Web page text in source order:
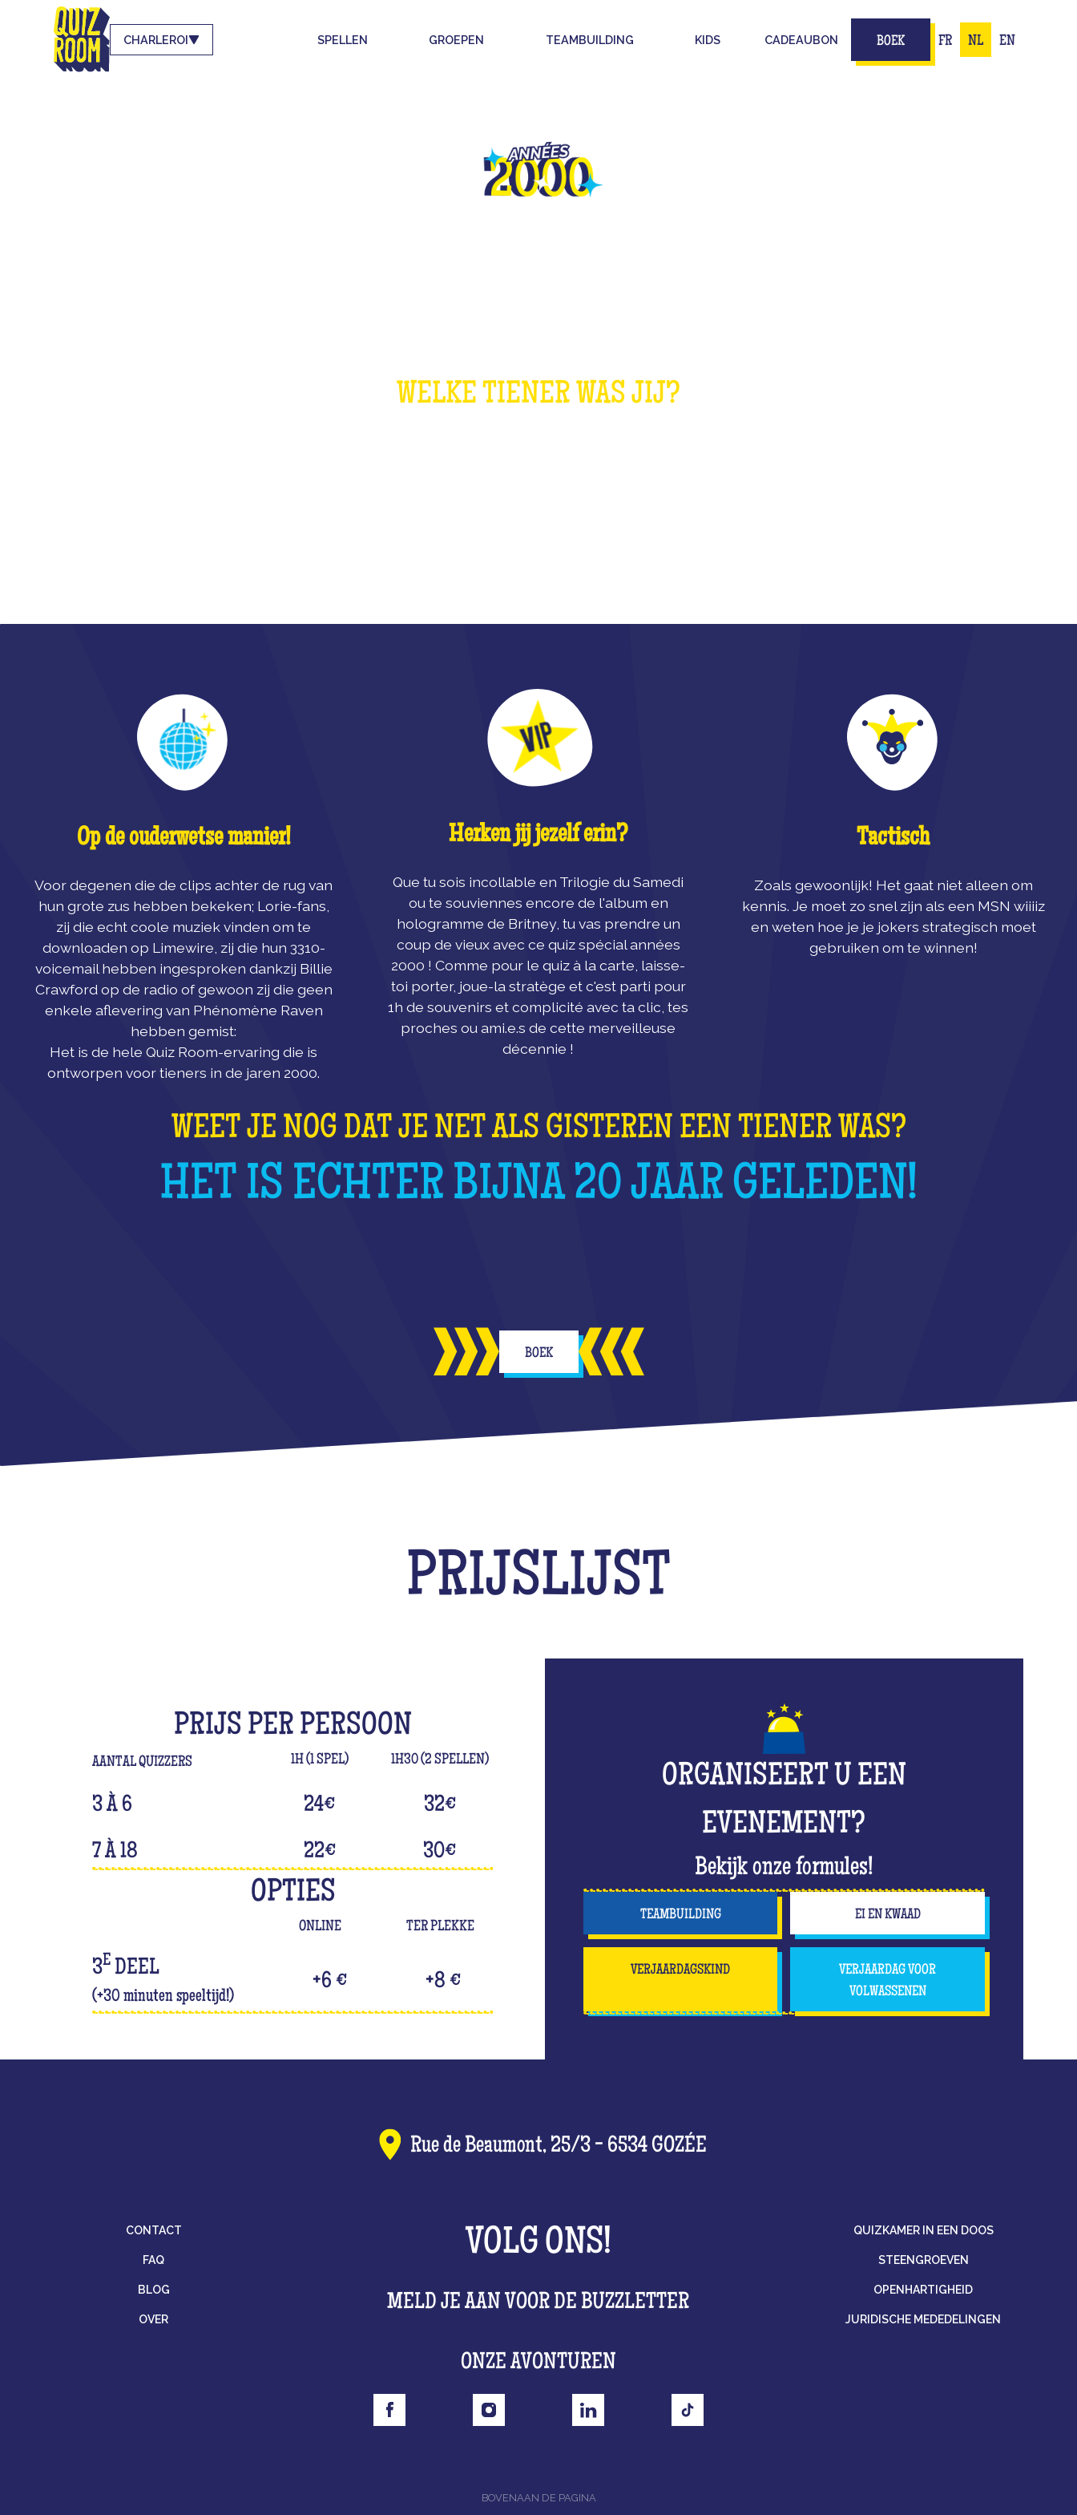
CHARLEROI SPELLEN GROEPEN TEAMBUILDING KIDS CADEAUBON BOEK FR NL EN
WELKE TIENER WAS JIJ?
Op de ouderwetse manier!
Voor degenen die de clips achter de rug van
hun grote zus hebben bekeken; Lorie-fans,
zij die echt coole muziek vinden om te
downloaden op Limewire, zij die hun 3310-
voicemail hebben ingesproken dankzij Billie
Crawford op de radio of gewoon zij die geen
enkele aflevering van Phénomène Raven
hebben gemist:
Het is de hele Quiz Room-ervaring die is
ontworpen voor tieners in de jaren 2000.
Herken jij jezelf erin?
Que tu sois incollable en Trilogie du Samedi
ou te souviennes encore de l'album en
hologramme de Britney, tu vas prendre un
coup de vieux avec ce quiz spécial années
2000 ! Comme pour le quiz à la carte, laisse-
toi porter, joue-la stratège et c'est parti pour
1h de souvenirs et complicité avec ta clic, tes
proches ou ami.e.s de cette merveilleuse
décennie !
Tactisch
Zoals gewoonlijk! Het gaat niet alleen om
kennis. Je moet zo snel zijn als een MSN wiiiiz
en weten hoe je je jokers strategisch moet
gebruiken om te winnen!
WEET JE NOG DAT JE NET ALS GISTEREN EEN TIENER WAS?
HET IS ECHTER BIJNA 20 JAAR GELEDEN!
BOEK
PRIJSLIJST
PRIJS PER PERSOON
AANTAL QUIZZERS 1H (1 SPEL) 1H30 (2 SPELLEN)
3 À 6 24€ 32€
7 À 18
22€ 30€
OPTIES
ONLINE TER PLEKKE
3E DEEL
(+30 minuten speeltijd!)
+6 € +8 €
ORGANISEERT U EEN
EVENEMENT?
Bekijk onze formules!
TEAMBUILDING EI EN KWAAD
VERJAARDAGSKIND
VERJAARDAG VOOR
VOLWASSENEN
Rue de Beaumont, 25/3 - 6534 GOZÉE
CONTACT
FAQ
BLOG
OVER
VOLG ONS!
MELD JE AAN VOOR DE BUZZLETTER
ONZE AVONTUREN
QUIZKAMER IN EEN DOOS
STEENGROEVEN
OPENHARTIGHEID
JURIDISCHE MEDEDELINGEN
BOVENAAN DE PAGINA